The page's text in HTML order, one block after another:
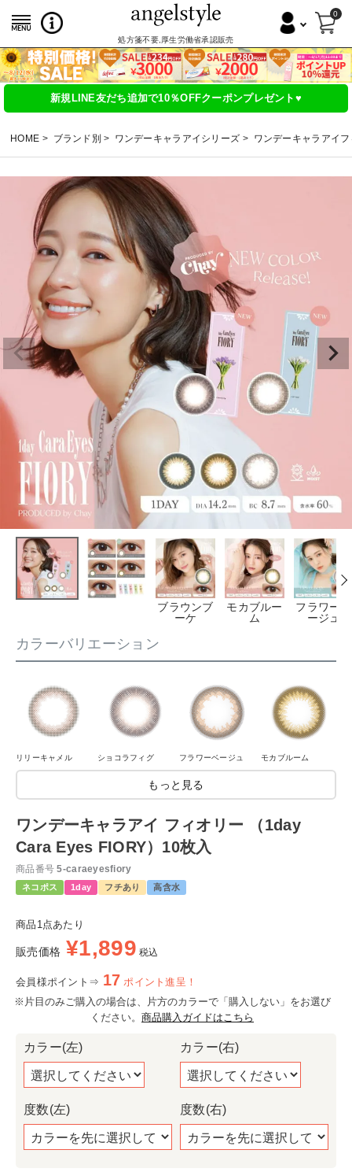
処方箋不要,厚生労働省承認販売
0
新規LINE友だち追加で10％OFFクーポンプレゼント♥
HOME ブランド別 ワンデーキャラアイシリーズ ワンデーキャラアイ
ブラウンブ
ーケ
モカブルー
ム
フラワーベ
ージュ
カラーバリエーション
リリーキャメル ショコラフィグ フラワーベージュ モカブルーム
もっと見る
ワンデーキャラアイ フィオリー （1day
Cara Eyes FIORY）10枚入
商品番号 5-caraeyesfiory
ネコポス 1day フチあり 高含水
商品1点あたり
販売価格 ¥1,899 税込
会員様ポイント⇒ 17 ポイント進呈！
※片目のみご購入の場合は、片方のカラーで「購入しない」をお選び
ください。 商品購入ガイドはこちら
カラー(左)
度数(左)
カラー(右)
度数(右)